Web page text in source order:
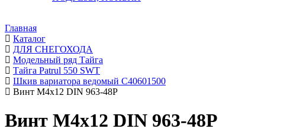
Главная
Каталог
ДЛЯ СНЕГОХОДА
Модельный ряд Тайга
Тайга Patrul 550 SWT
Шкив вариатора ведомый C40601500
Винт М4х12 DIN 963-48P
Винт М4х12 DIN 963-48P